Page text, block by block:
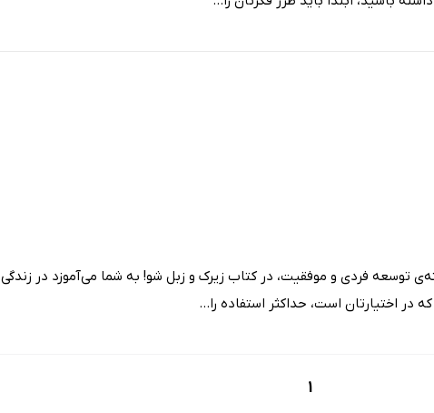
توسعه فردی و موفقیت، در کتاب زیرک و زبل شو! به شما ‌می‌آموزد در زندگی
اختیارتان است، حداکثر استفاده را...
1